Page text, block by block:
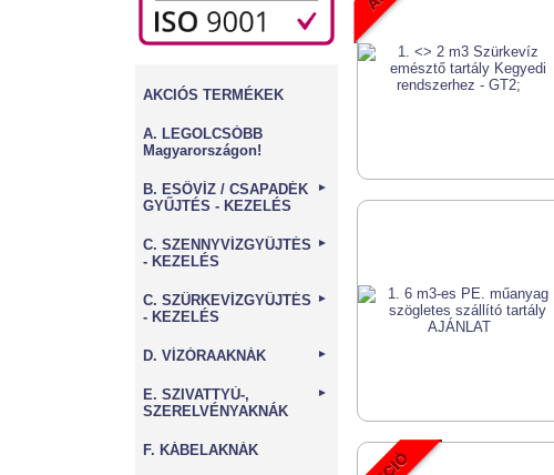
AKCIÓS TERMÉKEK
A. LEGOLCSÓBB
Magyarországon!
B. ESŐVÍZ / CSAPADÉK
GYŰJTÉS - KEZELÉS
►
C. SZENNYVÍZGYŰJTÉS
- KEZELÉS
►
C. SZÜRKEVÍZGYŰJTÉS
- KEZELÉS
►
D. VÍZÓRAAKNÁK ►
E. SZIVATTYÚ-,
SZERELVÉNYAKNÁK
►
F. KÁBELAKNÁK